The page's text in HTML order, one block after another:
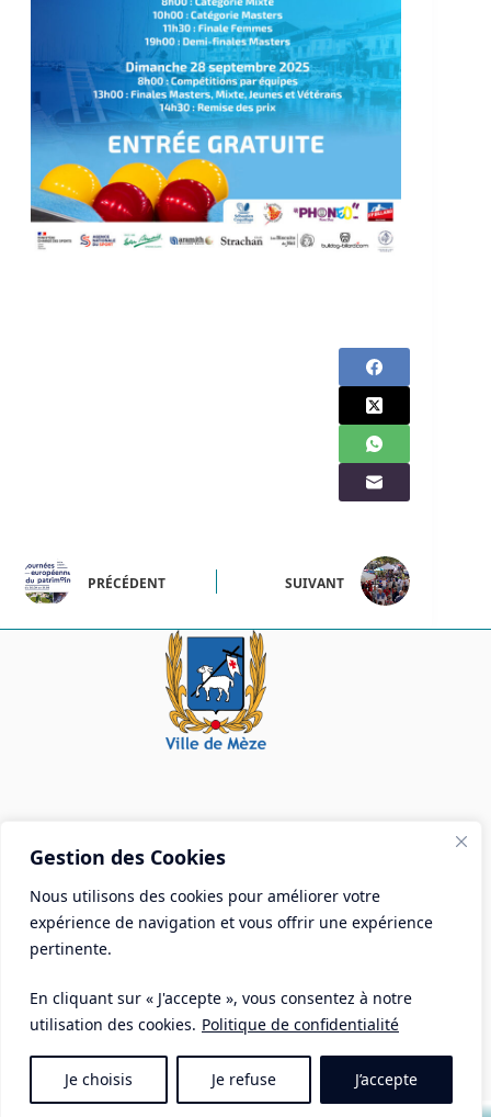
Gestion des Cookies
Nous utilisons des cookies pour améliorer votre
expérience de navigation et vous offrir une expérience
pertinente.
En cliquant sur « J'accepte », vous consentez à notre
utilisation des cookies. Politique de confidentialité
Je choisis Je refuse J’accepte
PRÉCÉDENT SUIVANT
Mairie de Mèze
Place Aristide Briand - BP 28 34140 Mèze
Tél :04 67 18 30 30
Mail :
Mentions Légales